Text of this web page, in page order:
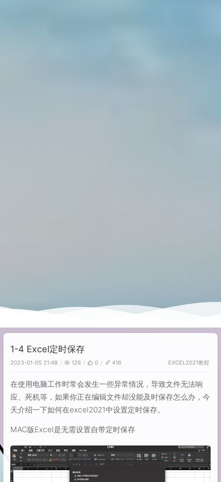
1-4 Excel定时保存
2023-01-05 21:48 126 0 416 EXCEL2021教程
在使用电脑工作时常会发生一些异常情况，导致文件无法响
应、死机等，如果你正在编辑文件却没能及时保存怎么办，今
天介绍一下如何在excel2021中设置定时保存。
MAC版Excel是无需设置自带定时保存